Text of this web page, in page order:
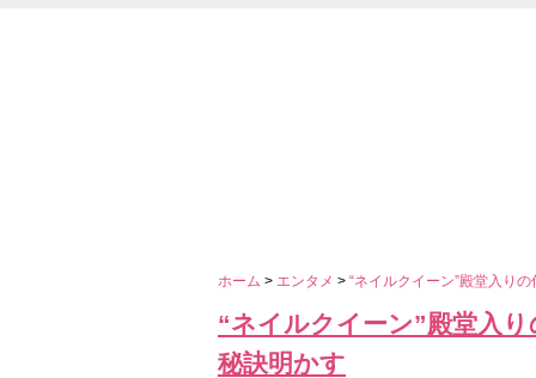
ホーム > エンタメ > “ネイルクイーン”殿堂入り
“ネイルクイーン”殿堂入
秘訣明かす